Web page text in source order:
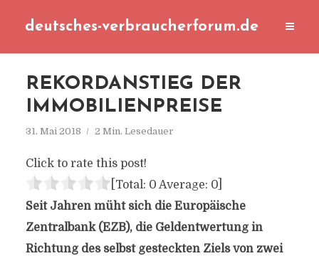
deutsches-verbraucherforum.de
REKORDANSTIEG DER
IMMOBILIENPREISE
31. Mai 2018 2 Min. Lesedauer
Click to rate this post!
[Total: 0 Average: 0]
Seit Jahren müht sich die Europäische
Zentralbank (EZB), die Geldentwertung in
Richtung des selbst gesteckten Ziels von zwei